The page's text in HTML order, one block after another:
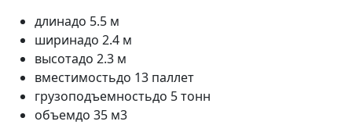
длинадо 5.5 м
ширинадо 2.4 м
высотадо 2.3 м
вместимостьдо 13 паллет
грузоподъемностьдо 5 тонн
объемдо 35 м3